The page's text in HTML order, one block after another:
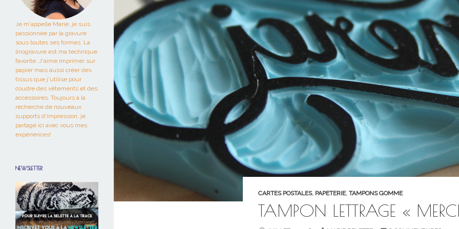
CARTES POSTALES, PAPETERIE, TAMPONS GOMME
TAMPON LETTRAGE «
Je m'appelle Marie, je suis
passionnée par la gravure
sous toutes ses formes. La
linogravure est ma technique
favorite. J'aime imprimer sur
papier mais aussi créer des
tissus que j'utilise pour
coudre des vêtements et des
accessoires. Toujours à la
recherche de nouveaux
supports d'impression, je
partage ici avec vous mes
expériences!
NEWSLETTER